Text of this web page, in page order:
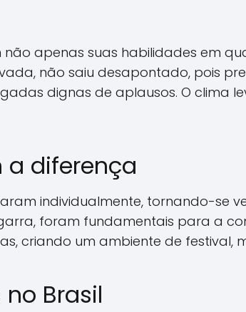
apenas suas habilidades em
não saiu desapontado, pois
dignas de aplausos. O clima
a diferença
individualmente, tornando-se
foram fundamentais para a
criando um ambiente de festival,
Brasil